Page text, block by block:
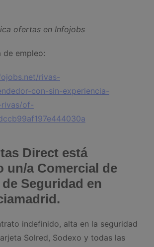
ofertas en Infojobs
empleo:
rivas-
con-sin-experiencia-
of-
Direct está
un/a Comercial de
Seguridad en
indefinido, alta en la seguridad
Solred, Sodexo y todas las